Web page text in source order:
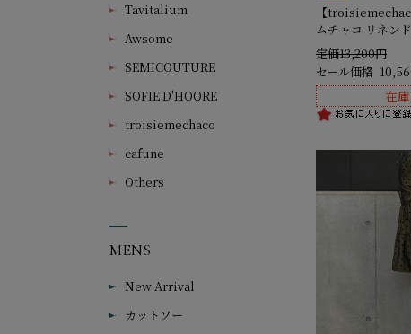
Tavitalium
Awsome
SEMICOUTURE
SOFIE D'HOORE
troisiemechaco
cafune
Others
MENS
New Arrival
カットソー
【
ムチャコ リネン
定価13,200円
セール価格
在